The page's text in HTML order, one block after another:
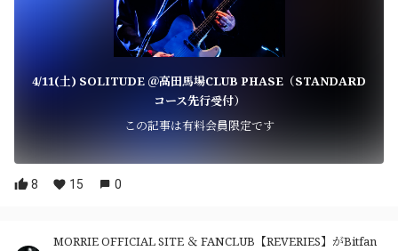
4/11(土) SOLITUDE ＠高田馬場CLUB PHASE（STANDARD
コース先行受付）
この記事は有料会員限定です
8 15 0
MORRIE OFFICIAL SITE ＆ FANCLUB【REVERIES】がBitfan